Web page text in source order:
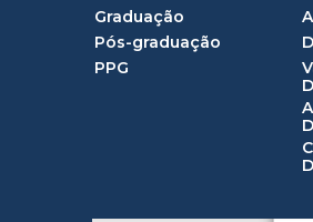
Graduação
Pós-graduação
PPG